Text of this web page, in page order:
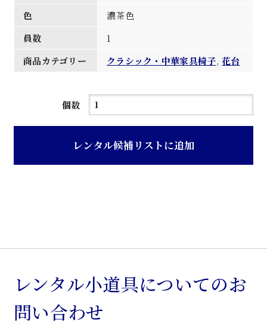
色
濃茶色
員数
1
商品カテゴリー
クラシック・中華家具椅子,花台
個数
紫
ク
台
個
レンタル候補リストに追加
レンタル小道具についてのお
問い合わせ